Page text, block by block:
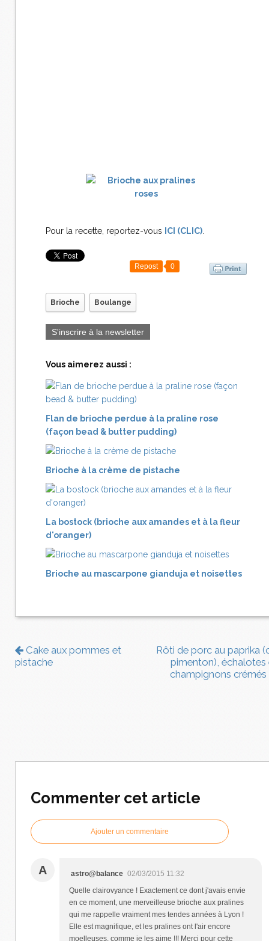
Pour la recette, reportez-vous ICI (CLIC)
Repost 0
Brioche Boulange
S'inscrire à la newsletter
Vous aimerez aussi :
Flan de brioche perdue à la praline rose
(façon bead & butter pudding)
Brioche à la crème de pistache
La bostock (brioche aux amandes et à la fleur
d'oranger)
Brioche au mascarpone gianduja et noisettes
Cake aux pommes et
pistache
Rôti de porc au paprika
pimenton), échalotes
champignons crémés
Commenter cet article
Ajouter un commentaire
A astro@balance 02/03/2015 11:32
Quelle clairovyance ! Exactement ce dont j'avais envie
en ce moment, une merveilleuse brioche aux pralines
qui me rappelle vraiment mes tendes années à Lyon !
Elle est magnifique, et les pralines ont l'air encore
moelleuses, comme je les aime !!! Merci pour cette